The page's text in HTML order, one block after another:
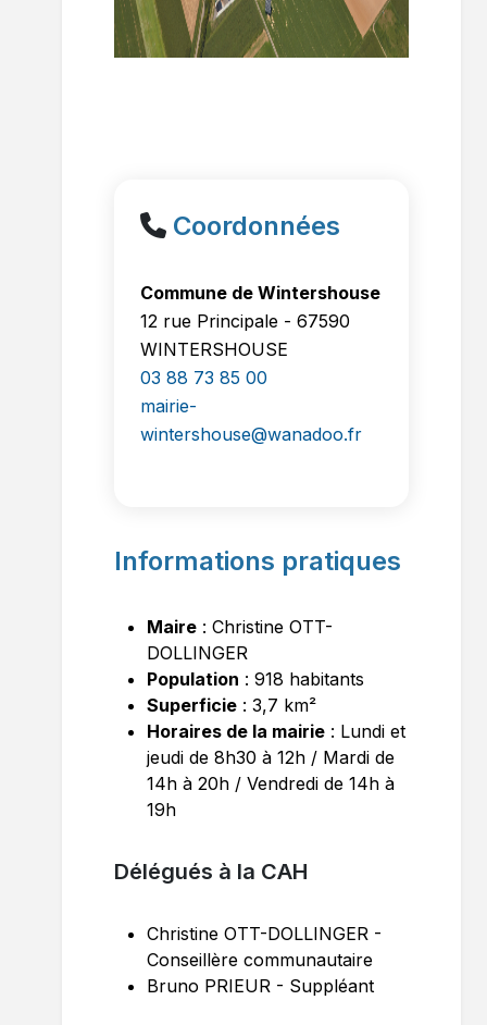
Coordonnées
Commune de Wintershouse
12 rue Principale - 67590
WINTERSHOUSE
03 88 73 85 00
mairie-
wintershouse@wanadoo.fr
Informations pratiques
Maire : Christine OTT-
DOLLINGER
Population : 918 habitants
Superficie : 3,7 km²
Horaires de la mairie : Lundi et
jeudi de 8h30 à 12h / Mardi de
14h à 20h / Vendredi de 14h à
19h
Délégués à la CAH
Christine OTT-DOLLINGER -
Conseillère communautaire
Bruno PRIEUR - Suppléant